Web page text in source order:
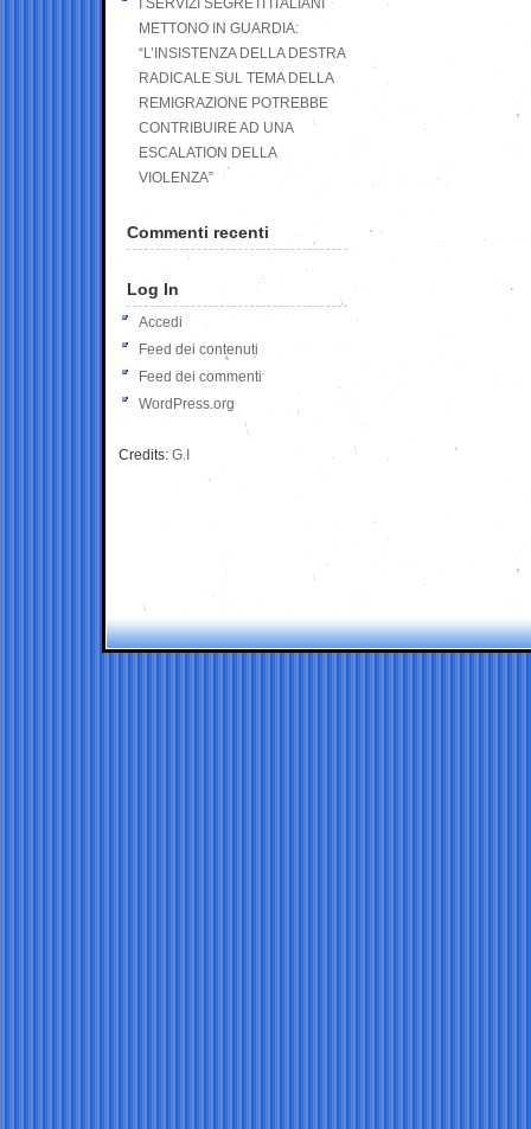
I SERVIZI SEGRETI ITALIANI
METTONO IN GUARDIA:
“L’INSISTENZA DELLA DESTRA
RADICALE SUL TEMA DELLA
REMIGRAZIONE POTREBBE
CONTRIBUIRE AD UNA
ESCALATION DELLA
VIOLENZA”
Commenti recenti
Log In
Accedi
Feed dei contenuti
Feed dei commenti
WordPress.org
Credits: G.I